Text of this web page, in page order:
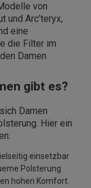
von
und Arc’teryx,
eine
die Filter im
Damen
gibt es?
Damen
Hier ein
einsetzbar
Polsterung
hohen Komfort.